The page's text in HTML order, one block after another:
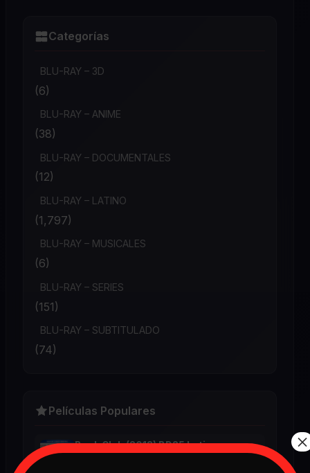
Categorías
BLU-RAY – 3D
(6)
BLU-RAY – ANIME
(38)
BLU-RAY – DOCUMENTALES
(12)
BLU-RAY – LATINO
(1,797)
BLU-RAY – MUSICALES
(6)
BLU-RAY – SERIES
(151)
BLU-RAY – SUBTITULADO
(74)
Películas Populares
Book Club (2018) BD25 Latino ×